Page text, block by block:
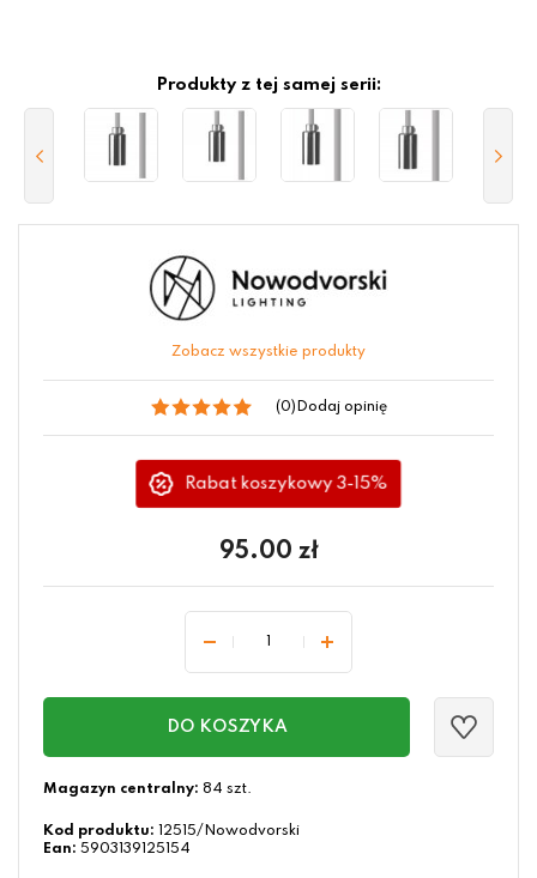
Produkty z tej samej serii:
Zobacz wszystkie produkty
(0) Dodaj opinię
Rabat koszykowy 3-15%
95.00 zł
DO KOSZYKA
Magazyn centralny: 84 szt.
Kod produktu:
12515/Nowodvorski
Ean: 5903139125154